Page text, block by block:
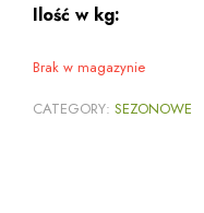
Ilość w kg:
Brak w magazynie
CATEGORY: SEZONOWE